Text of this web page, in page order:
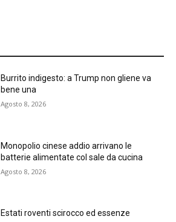
Burrito indigesto: a Trump non gliene va
bene una
Agosto 8, 2026
Monopolio cinese addio arrivano le
batterie alimentate col sale da cucina
Agosto 8, 2026
Estati roventi scirocco ed essenze